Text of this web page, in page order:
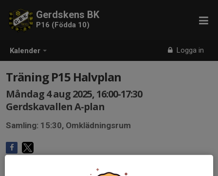
Kalender Logga in
Gerdskens BK
P16 (Födda 10)
Träning P15 Halvplan
Måndag 4 aug 2025, 16:00-17:30
Gerdskavallen A-plan
Samling: 15:30, Omklädningsrum